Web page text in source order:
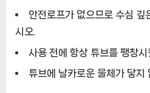
안전로프가 없으므로 수심 깊
시오.
사용 전에 항상 튜브를 팽창시
튜브에 날카로운 물체가 닿지